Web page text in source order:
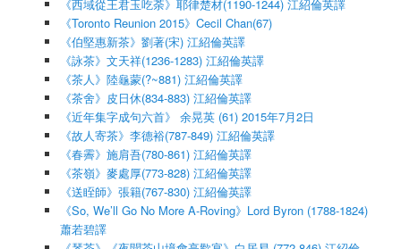
《西域從王君玉吃荼》耶律楚材(1190-1244) 江紹倫英譯
《Toronto Reunion 2015》Cecil Chan(67)
《伯堅惠新茶》劉著(宋) 江紹倫英譯
《詠茶》文天祥(1236-1283) 江紹倫英譯
《茶人》陸龜蒙(?~881) 江紹倫英譯
《茶舍》皮日休(834-883) 江紹倫英譯
《近年集字成句六首》 余晃英 (61) 2015年7月2日
《故人寄茶》李德裕(787-849) 江紹倫英譯
《春霽》施肩吾(780-861) 江紹倫英譯
《茶嶺》麥處厚(773-828) 江紹倫英譯
《送眰師》張籍(767-830) 江紹倫英譯
《So, We’ll Go No More A-Roving》Lord Byron (1788-1824)
蕭若碧譯